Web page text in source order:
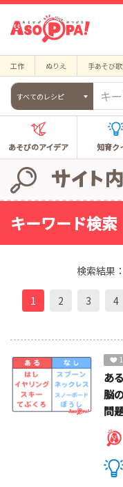
工作 ぬりえ 手あそび
すべてのレシピ
あそびのアイデア 知育ク
キーワード検索
検索結果：
1 2 3 4
あ
脳
問